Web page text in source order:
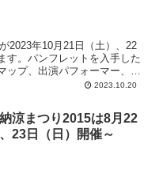
2023年10月21日（土）、22
す。パンフレットを入手した
プ、出演パフォーマー、な
2023.10.20
涼まつり2015は8月22
23日（日）開催～